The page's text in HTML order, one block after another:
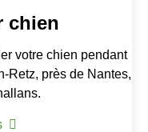
chien
votre chien pendant
Retz, près de Nantes,